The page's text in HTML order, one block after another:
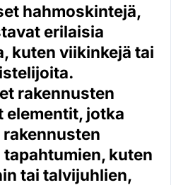
hahmoskintejä,
erilaisia
kuten viikinkejä tai
rakennusten
elementit, jotka
tapahtumien, kuten
tai talvijuhlien,